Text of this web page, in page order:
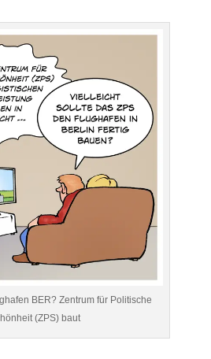
BER? Zentrum für Politische
(ZPS) baut